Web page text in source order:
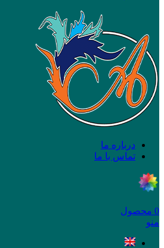
درباره ما
تماس با ما
0 محصول
منو